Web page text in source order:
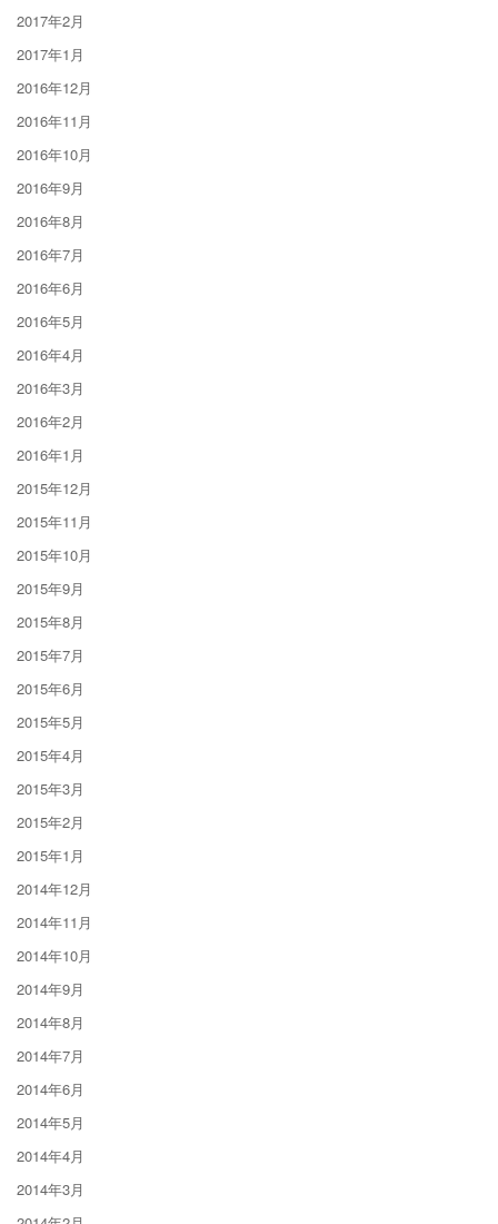
2017年2月
2017年1月
2016年12月
2016年11月
2016年10月
2016年9月
2016年8月
2016年7月
2016年6月
2016年5月
2016年4月
2016年3月
2016年2月
2016年1月
2015年12月
2015年11月
2015年10月
2015年9月
2015年8月
2015年7月
2015年6月
2015年5月
2015年4月
2015年3月
2015年2月
2015年1月
2014年12月
2014年11月
2014年10月
2014年9月
2014年8月
2014年7月
2014年6月
2014年5月
2014年4月
2014年3月